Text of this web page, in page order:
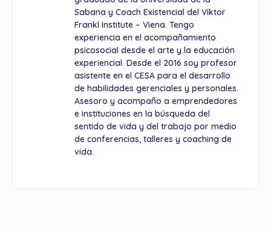
Sabana y Coach Existencial del Viktor
Frankl Institute – Viena. Tengo
experiencia en el acompañamiento
psicosocial desde el arte y la educación
experiencial. Desde el 2016 soy profesor
asistente en el CESA para el desarrollo
de habilidades gerenciales y personales.
Asesoro y acompaño a emprendedores
e instituciones en la búsqueda del
sentido de vida y del trabajo por medio
de conferencias, talleres y coaching de
vida.